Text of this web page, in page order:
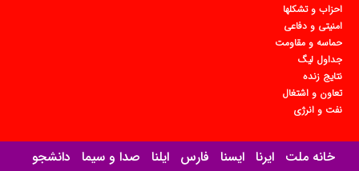
احزاب و تشکلها
امنیتی و دفاعی
حماسه و مقاومت
جداول لیگ
نتایج زنده
تعاون و اشتغال
نفت و انرژی
خانه ملت ایرنا ایسنا فارس ایلنا صدا و سیما دانشجو